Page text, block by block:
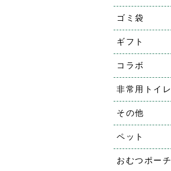
ゴミ袋
ギフト
コラボ
非常用トイレ
その他
ペット
おむつポーチ